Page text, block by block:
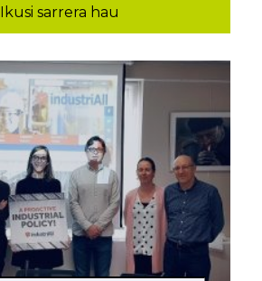
Ikusi sarrera hau